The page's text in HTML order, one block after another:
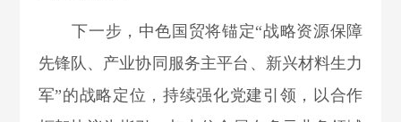
下一步，中色国贸将锚定“战略资源保障
先锋队、产业协同服务主平台、新兴材料生力
军”的战略定位，持续强化党建引领，以合作